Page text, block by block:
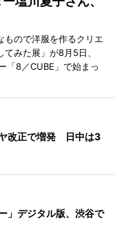
もので洋服を作るクリエ
みた展」が8月5日、
「8／CUBE」で始まっ
改正で増発 日中は3
」デジタル版、渋谷で